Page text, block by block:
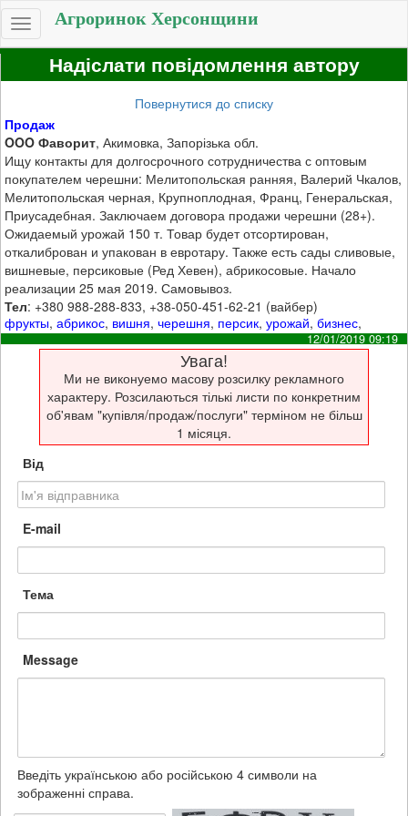
Toggle
navigation
Агроринок Херсонщини
Надіслати повідомлення автору
Повернутися до списку
Продаж
OOO Фаворит, Акимовка, Запорізька обл.
Ищу контакты для долгосрочного сотрудничества с оптовым
покупателем черешни: Мелитопольская ранняя, Валерий Чкалов,
Мелитопольская черная, Крупноплодная, Франц, Генеральская,
Приусадебная. Заключаем договора продажи черешни (28+).
Ожидаемый урожай 150 т. Товар будет отсортирован,
откалиброван и упакован в евротару. Также есть сады сливовые,
вишневые, персиковые (Ред Хевен), абрикосовые. Начало
реализации 25 мая 2019. Самовывоз.
Тел: +380 988-288-833, +38-050-451-62-21 (вайбер)
фрукты,абрикос, вишня,черешня, персик,урожай,бизнес,
12/01/2019 09:19
Увага!
Ми не виконуемо масову розсилку рекламного
характеру. Розсилаються тількі листи по конкретним
об'явам "купівля/продаж/послуги" терміном не більш
1 місяця.
Від
E-mail
Тема
Message
Введіть українською або російською 4 символи на
зображенні справа.